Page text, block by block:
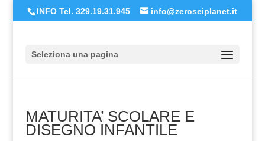
INFO Tel. 329.19.31.945 info@zeroseiplanet.it
Seleziona una pagina
MATURITA’ SCOLARE E
DISEGNO INFANTILE